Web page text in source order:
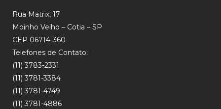
Rua Matrix, 17
Moinho Velho – Cotia – SP
CEP 06714-360
Telefones de Contato:
(11) 3783-2331
(11) 3781-3384
(11) 3781-4749
(11) 3781-4886